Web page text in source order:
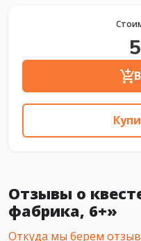
Отзывы о
фабрика, 6+»
Откуда мы берем